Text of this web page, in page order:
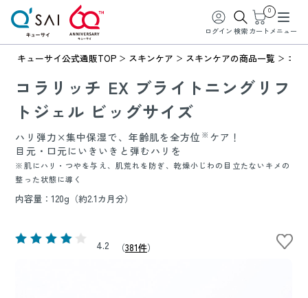
ログイン 検索
0
カート メニュー
キューサイ公式通販TOP スキンケア スキンケアの商品一覧 コ
コラリッチ EX ブライトニングリフ
トジェル ビッグサイズ
ハリ弾力×集中保湿で、年齢肌を全方位 ※ ケア！
目元・口元にいきいきと弾むハリを
※肌にハリ・つやを与え、肌荒れを防ぎ、乾燥小じわの目立たないキメの
整った状態に導く
内容量：120g（約2.1カ月分）
4.2 （381件）